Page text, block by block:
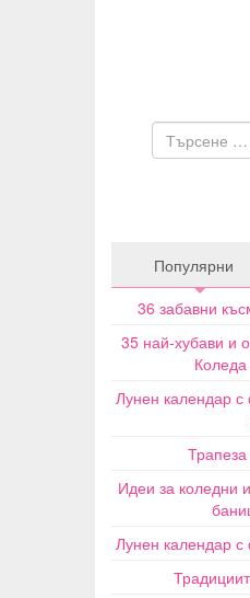
Популярни
36 забавни
35 най-хубави и
Лунен календар с
Идеи за коледни
Лунен календар с